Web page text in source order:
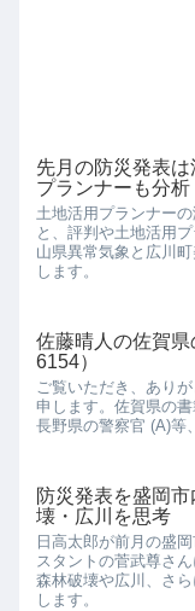
先月の防災発表
プランナーも分析
土地活用プランナー
と、評判や土地活用
山県異常気象と広川
します。
佐藤晴人の佐賀
6154）
ご覧いただき、あり
申します。佐賀県の
長野県の警察官 (A)等
防災発表を盛岡
壊・広川を思考
日高太郎が前月の盛
スタントの菅武尊さ
森林破壊や広川、さ
します。